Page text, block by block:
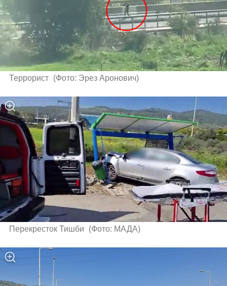
Террорист (Фото: Эрез Аронович)
Перекресток Тишби (Фото: МАДА)